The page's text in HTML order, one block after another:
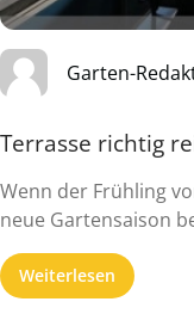
Garten-
Terrasse richtig
Wenn der Frühling
neue Gartensaison
Weiterlesen